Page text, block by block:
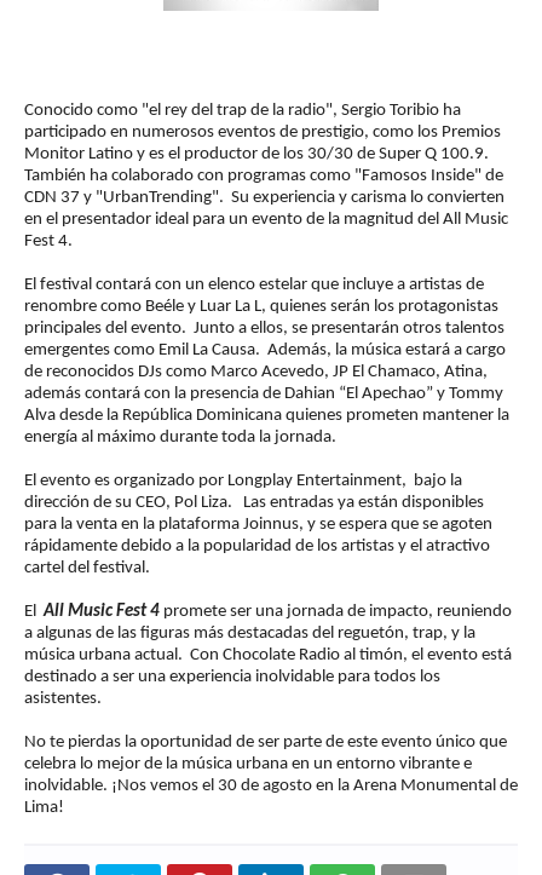
Conocido como "el rey del trap de la radio", Sergio Toribio ha
participado en numerosos eventos de prestigio, como los Premios
Monitor Latino y es el productor de los 30/30 de Super Q 100.9.
También ha colaborado con programas como "Famosos Inside" de
CDN 37 y "UrbanTrending". Su experiencia y carisma lo convierten
en el presentador ideal para un evento de la magnitud del All Music
Fest 4.
El festival contará con un elenco estelar que incluye a artistas de
renombre como Beéle y Luar La L, quienes serán los protagonistas
principales del evento. Junto a ellos, se presentarán otros talentos
emergentes como Emil La Causa. Además, la música estará a cargo
de reconocidos DJs como Marco Acevedo, JP El Chamaco, Atina,
además contará con la presencia de Dahian “El Apechao” y Tommy
Alva desde la República Dominicana quienes prometen mantener la
energía al máximo durante toda la jornada.
El evento es organizado por Longplay Entertainment, bajo la
dirección de su CEO, Pol Liza. Las entradas ya están disponibles
para la venta en la plataforma Joinnus, y se espera que se agoten
rápidamente debido a la popularidad de los artistas y el atractivo
cartel del festival.
ElAll Music Fest 4 promete ser una jornada de impacto, reuniendo
a algunas de las figuras más destacadas del reguetón, trap, y la
música urbana actual. Con Chocolate Radio al timón, el evento está
destinado a ser una experiencia inolvidable para todos los
asistentes.
No te pierdas la oportunidad de ser parte de este evento único que
celebra lo mejor de la música urbana en un entorno vibrante e
inolvidable. ¡Nos vemos el 30 de agosto en la Arena Monumental de
Lima!